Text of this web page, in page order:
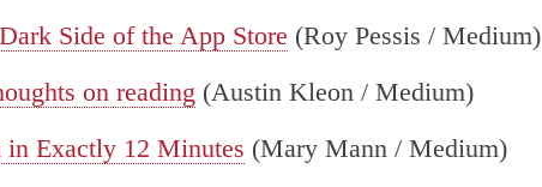
Side of the App Store (Roy Pessis / Medium)
on reading (Austin Kleon / Medium)
in Exactly 12 Minutes (Mary Mann / Medium)